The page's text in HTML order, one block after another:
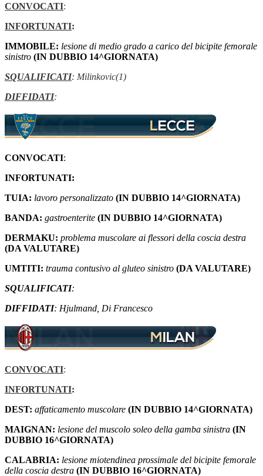
CONVOCATI:
INFORTUNATI:
IMMOBILE: lesione di medio grado a carico del bicipite femorale
sinistro (IN DUBBIO 14^GIORNATA)
SQUALIFICATI: Milinkovic(1)
DIFFIDATI:
CONVOCATI:
INFORTUNATI:
TUIA: lavoro personalizzato (IN DUBBIO 14^GIORNATA)
BANDA: gastroenterite (IN DUBBIO 14^GIORNATA)
DERMAKU: problema muscolare ai flessori della coscia destra
(DA VALUTARE)
UMTITI: trauma contusivo al gluteo sinistro (DA VALUTARE)
SQUALIFICATI:
DIFFIDATI: Hjulmand, Di Francesco
CONVOCATI:
INFORTUNATI:
DEST: affaticamento muscolare (IN DUBBIO 14^GIORNATA)
MAIGNAN: lesione del muscolo soleo della gamba sinistra (IN
DUBBIO 16^GIORNATA)
CALABRIA: lesione miotendinea prossimale del bicipite femorale
della coscia destra (IN DUBBIO 16^GIORNATA)